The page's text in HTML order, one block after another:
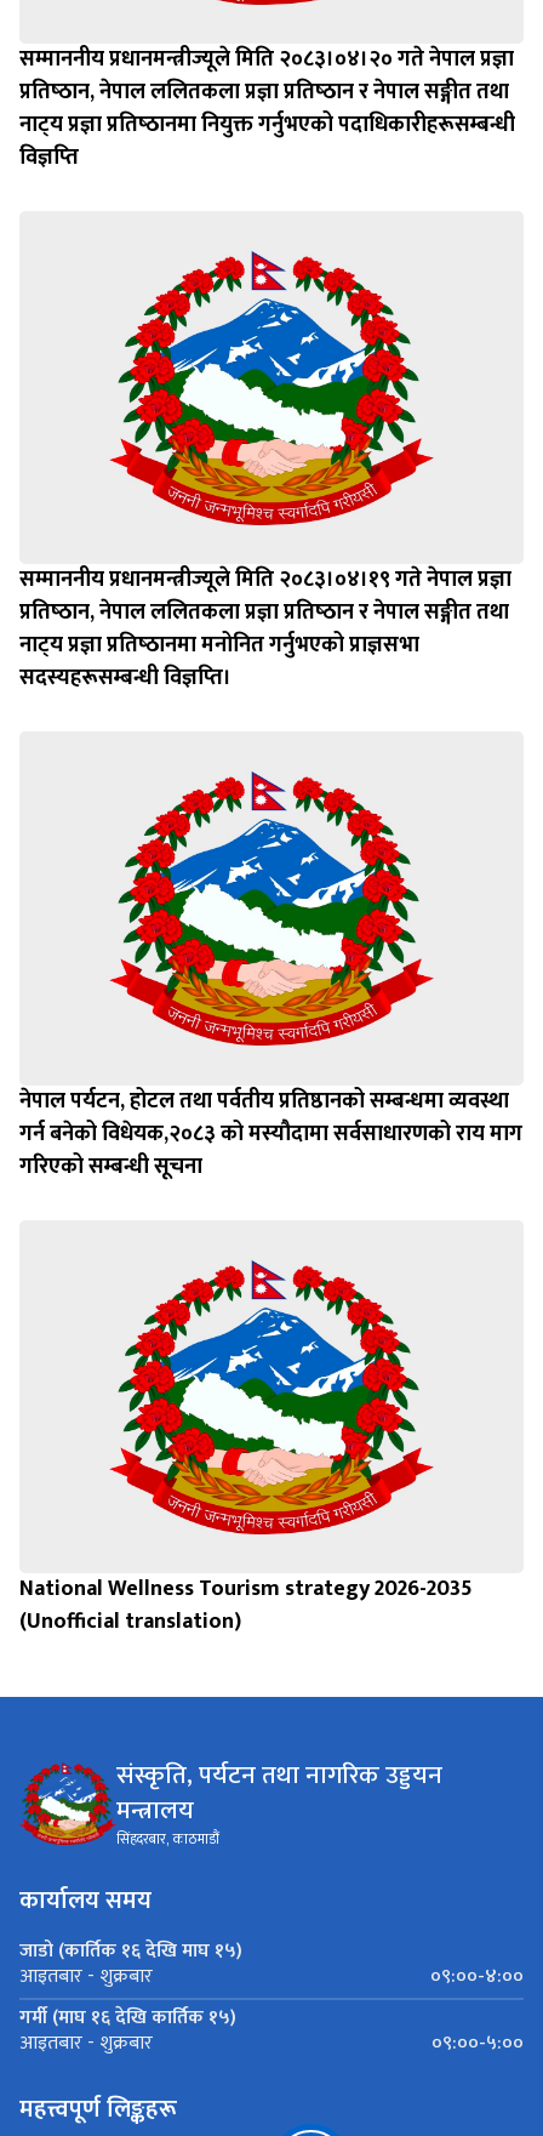
सम्माननीय प्रधानमन्त्रीज्यूले मिति २०८३।०४।२० गते नेपाल प्रज्ञा
प्रतिष्‍ठान, नेपाल ललितकला प्रज्ञा प्रतिष्‍ठान र नेपाल सङ्गीत तथा
नाट्‍य प्रज्ञा प्रतिष्‍ठानमा नियुक्त गर्नुभएको पदाधिकारीहरूसम्बन्धी
विज्ञप्‍ति
सम्माननीय प्रधानमन्त्रीज्यूले मिति २०८३।०४।१९ गते नेपाल प्रज्ञा
प्रतिष्‍ठान, नेपाल ललितकला प्रज्ञा प्रतिष्‍ठान र नेपाल सङ्गीत तथा
नाट्‍य प्रज्ञा प्रतिष्‍ठानमा मनोनित गर्नुभएको प्राज्ञसभा
सदस्यहरूसम्बन्धी विज्ञप्‍ति।
नेपाल पर्यटन, होटल तथा पर्वतीय प्रतिष्ठानको सम्बन्धमा व्यवस्था
गर्न बन‍ेको विधेयक,२०८३ को मस्यौदामा सर्वसाधारणको राय माग
गरिएको सम्बन्धी सूचना
National Wellness Tourism strategy 2026-2035
(Unofficial translation)
संस्कृति, पर्यटन तथा नागरिक उड्डयन
मन्त्रालय
सिंहदरबार, काठमाडौं
कार्यालय समय
जाडो (कार्तिक १६ देखि माघ १५)
आइतबार - शुक्रबार
०९:००-४:००
गर्मी (माघ १६ देखि कार्तिक १५)
आइतबार - शुक्रबार ०९:००-५:००
महत्त्वपूर्ण लिङ्कहरू